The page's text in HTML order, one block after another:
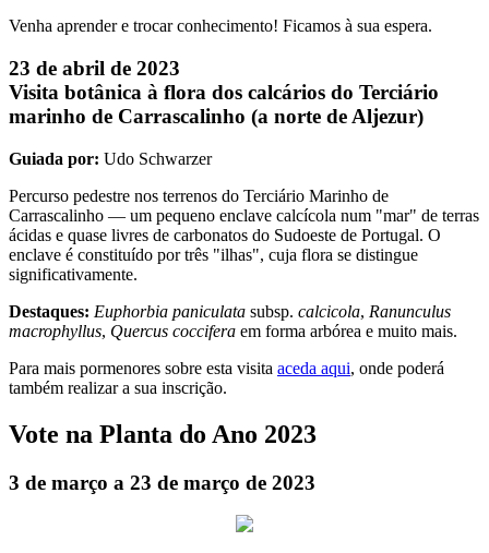
Venha aprender e trocar conhecimento! Ficamos à sua espera.
23 de abril de 2023
Visita botânica à flora dos calcários do Terciário
marinho de Carrascalinho (a norte de Aljezur)
Guiada por: Udo Schwarzer
Percurso pedestre nos terrenos do Terciário Marinho de
Carrascalinho — um pequeno enclave calcícola num "mar" de terras
ácidas e quase livres de carbonatos do Sudoeste de Portugal. O
enclave é constituído por três "ilhas", cuja flora se distingue
significativamente.
Destaques: Euphorbia paniculata subsp. calcicola, Ranunculus
macrophyllus, Quercus coccifera em forma arbórea e muito mais.
Para mais pormenores sobre esta visita aceda aqui, onde poderá
também realizar a sua inscrição.
Vote na Planta do Ano 2023
3 de março a 23 de março de 2023